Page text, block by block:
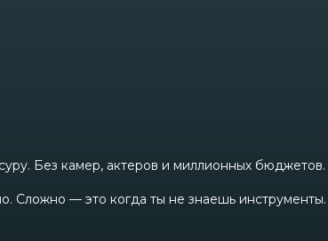
Без камер, актеров и миллионных бюджетов.
Сложно — это когда ты не знаешь